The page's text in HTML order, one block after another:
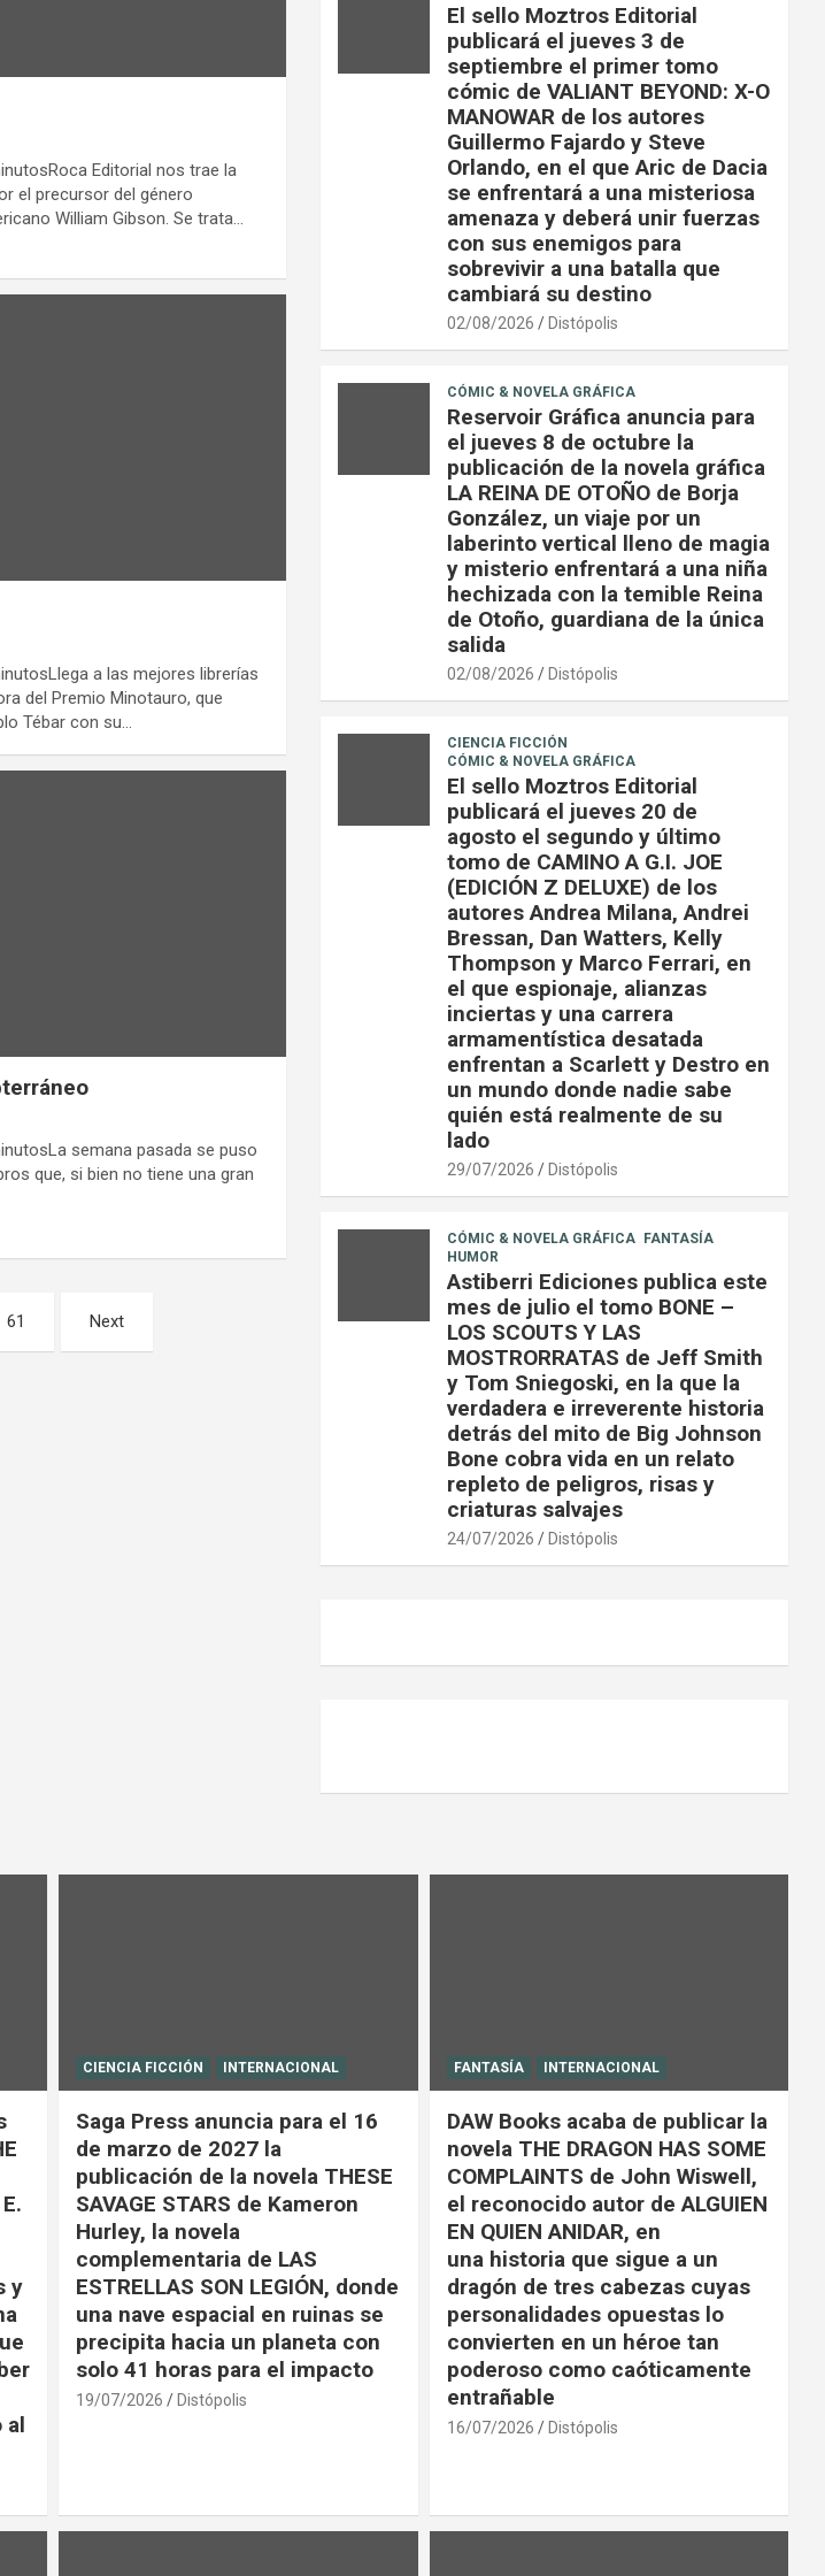
Editorial nos trae la
el precursor del género
William Gibson. Se trata…
a las mejores librerías
del Premio Minotauro, que
Tébar con su…
semana pasada se puso
que, si bien no tiene una gran
61 Next
El sello Moztros Editorial
publicará el jueves 3 de
septiembre el primer tomo
cómic de VALIANT BEYOND: X-O
MANOWAR de los autores
Guillermo Fajardo y Steve
Orlando, en el que Aric de Dacia
se enfrentará a una misteriosa
amenaza y deberá unir fuerzas
con sus enemigos para
sobrevivir a una batalla que
cambiará su destino
02/08/2026 Distópolis
CÓMIC & NOVELA GRÁFICA
Reservoir Gráfica anuncia para
el jueves 8 de octubre la
publicación de la novela gráfica
LA REINA DE OTOÑO de Borja
González, un viaje por un
laberinto vertical lleno de magia
y misterio enfrentará a una niña
hechizada con la temible Reina
de Otoño, guardiana de la única
salida
02/08/2026 Distópolis
CIENCIA FICCIÓN
CÓMIC & NOVELA GRÁFICA
El sello Moztros Editorial
publicará el jueves 20 de
agosto el segundo y último
tomo de CAMINO A G.I. JOE
(EDICIÓN Z DELUXE) de los
autores Andrea Milana, Andrei
Bressan, Dan Watters, Kelly
Thompson y Marco Ferrari, en
el que espionaje, alianzas
inciertas y una carrera
armamentística desatada
enfrentan a Scarlett y Destro en
un mundo donde nadie sabe
quién está realmente de su
lado
29/07/2026 Distópolis
CÓMIC & NOVELA GRÁFICA FANTASÍA
HUMOR
Astiberri Ediciones publica este
mes de julio el tomo BONE –
LOS SCOUTS Y LAS
MOSTRORRATAS de Jeff Smith
y Tom Sniegoski, en la que la
verdadera e irreverente historia
detrás del mito de Big Johnson
Bone cobra vida en un relato
repleto de peligros, risas y
criaturas salvajes
24/07/2026 Distópolis
y
al
CIENCIA FICCIÓN INTERNACIONAL
Saga Press anuncia para el 16
de marzo de 2027 la
publicación de la novela THESE
SAVAGE STARS de Kameron
Hurley, la novela
complementaria de LAS
ESTRELLAS SON LEGIÓN, donde
una nave espacial en ruinas se
precipita hacia un planeta con
solo 41 horas para el impacto
19/07/2026 Distópolis
FANTASÍA INTERNACIONAL
DAW Books acaba de publicar la
novela THE DRAGON HAS SOME
COMPLAINTS de John Wiswell,
el reconocido autor de ALGUIEN
EN QUIEN ANIDAR, en
una historia que sigue a un
dragón de tres cabezas cuyas
personalidades opuestas lo
convierten en un héroe tan
poderoso como caóticamente
entrañable
16/07/2026 Distópolis